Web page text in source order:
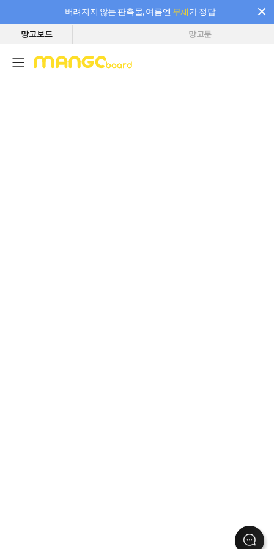
버려지지 않는 판촉물, 여름엔 부채가 정답
필요한 만큼 충전하고 끊김 없이 작업하세요! 새로워진 AI 부스터 요금제
망고보드 망고툰